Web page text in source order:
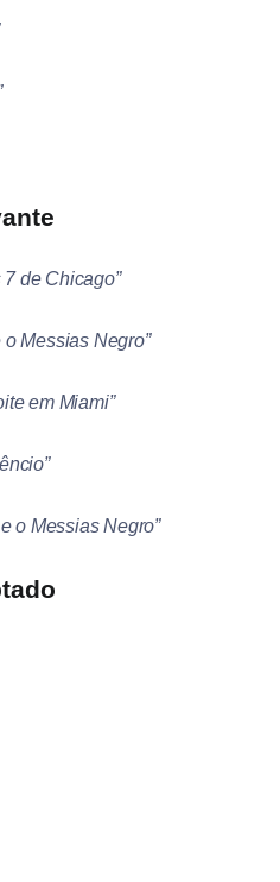
7 de Chicago”
Messias Negro”
em Miami”
o Messias Negro”